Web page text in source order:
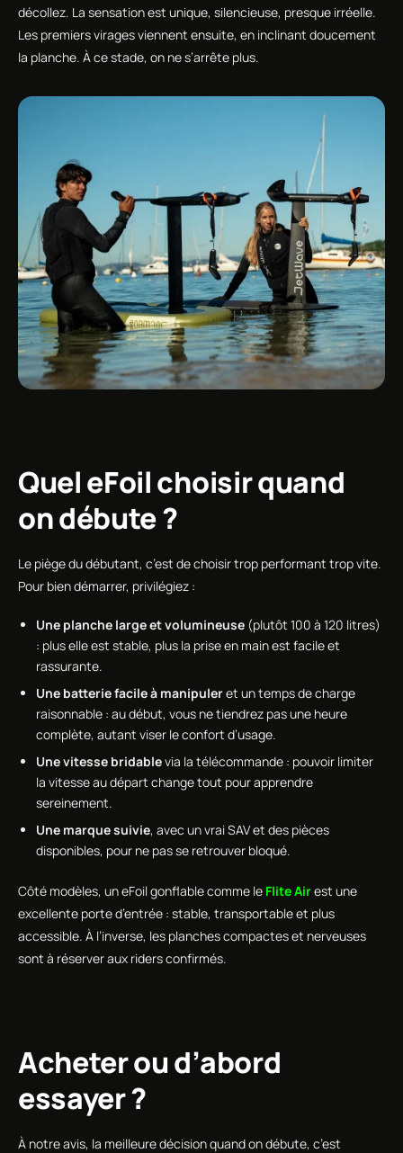
décollez. La sensation est unique, silencieuse, presque irréelle.
Les premiers virages viennent ensuite, en inclinant doucement
la planche. À ce stade, on ne s’arrête plus.
Quel eFoil choisir quand
on débute ?
Le piège du débutant, c’est de choisir trop performant trop vite.
Pour bien démarrer, privilégiez :
Une planche large et volumineuse(plutôt 100 à 120 litres)
: plus elle est stable, plus la prise en main est facile et
rassurante.
Une batterie facile à manipuleret un temps de charge
raisonnable : au début, vous ne tiendrez pas une heure
complète, autant viser le confort d’usage.
Une vitesse bridablevia la télécommande : pouvoir limiter
la vitesse au départ change tout pour apprendre
sereinement.
Une marque suivie, avec un vrai SAV et des pièces
disponibles, pour ne pas se retrouver bloqué.
Côté modèles, un eFoil gonflable comme le Flite Airest une
excellente porte d’entrée : stable, transportable et plus
accessible. À l’inverse, les planches compactes et nerveuses
sont à réserver aux riders confirmés.
Acheter ou d’abord
essayer ?
À notre avis, la meilleure décision quand on débute, c’est